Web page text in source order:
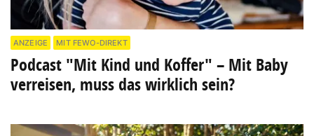
ANZEIGE MIT FEWO-DIREKT
Podcast "Mit Kind und Koffer" – Mit Baby
verreisen, muss das wirklich sein?